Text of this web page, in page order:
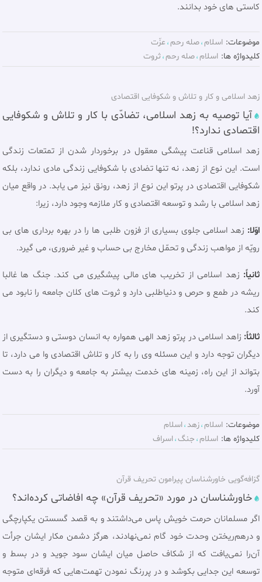
كاستى هاى خود بدانند.
موضوعات: اسلام صله رحم عزّت
کلیدواژه ها: اسلام صله رحم ثروت
زهد اسلامى و كار و تلاش و شکوفایی اقتصادی
آيا توصيه به زهد اسلامی، تضادّی با كار و تلاش و شکوفایی
اقتصادی ندارد؟!
زهد اسلامى قناعت پيشگى معقول در برخوردار شدن از تمتعات زندگى
است. اين نوع از زهد، نه تنها تضادى با شكوفايى زندگى مادى ندارد، بلكه
شكوفايى اقتصادى در پرتو اين نوع از زهد، رونق نيز مى يابد. در واقع ميان
زهد اسلامى با رشد و توسعه اقتصادى و کار ملازمه وجود دارد، زيرا:
اوّلا: زهد اسلامى جلوی بسيارى از فزون طلبى ها را در بهره بردارى هاى بى
رويّه از مواهب زندگى و تحمّل مخارج بى حساب و غير ضرورى، مى گيرد.
ثانياً: زهد اسلامى از تخريب هاى مالى پيشگيرى مى كند. جنگ ها غالبا
ريشه در طمع و حرص و دنياطلبى دارد و ثروت هاى كلان جامعه را نابود مى
كند.
ثالثاً: زاهد اسلامى در پرتو زهد الهى همواره به انسان دوستى و دستگيرى از
ديگران توجه دارد و اين مسئله وى را به كار و تلاش اقتصادى وا مى دارد، تا
بتواند از اين راه، زمينه هاى خدمت بيشتر به جامعه و ديگران را به دست
آورد.
موضوعات: اسلام زهد اسلام
کلیدواژه ها: اسلام جنگ اسراف
گزافه‌گویی خاورشناسان پیرامون تحریف قرآن
خاورشناسان در مورد «تحریف قرآن» چه افاضاتی کرده‌اند؟
اگر مسلمانان حرمت خويش پاس مى‌داشتند و به قصد گسستن يكپارچگى
و درهم‌ريختن وحدت خود گام نمى‌نهادند، هرگز دشمن مكار ايشان جرأت
آن‌را نمى‌يافت كه از شكاف حاصل ميان ايشان سود جويد و در بسط و
توسعه اين جدايى بكوشد و در پررنگ نمودن تهمت‌هايى كه فرقه‌اى متوجه